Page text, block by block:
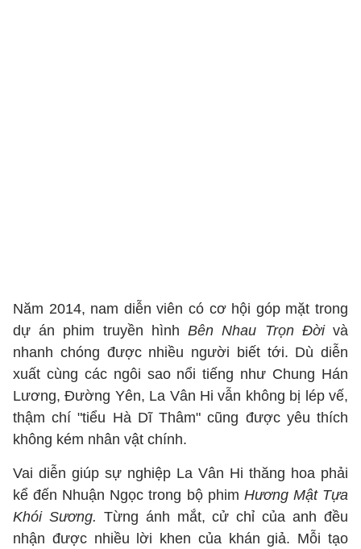
Năm 2014, nam diễn viên có cơ hội góp mặt trong
dự án phim truyền hìnhBên Nhau Trọn Đờivà
nhanh chóng được nhiều người biết tới. Dù diễn
xuất cùng các ngôi sao nổi tiếng như Chung Hán
Lương, Đường Yên, La Vân Hi vẫn không bị lép vế,
thậm chí "tiểu Hà Dĩ Thâm" cũng được yêu thích
không kém nhân vật chính.
Vai diễn giúp sự nghiệp La Vân Hi thăng hoa phải
kể đến Nhuận Ngọc trong bộ phim Hương Mật Tựa
Khói Sương. Từng ánh mắt, cử chỉ của anh đều
nhận được nhiều lời khen của khán giả. Mỗi tạo